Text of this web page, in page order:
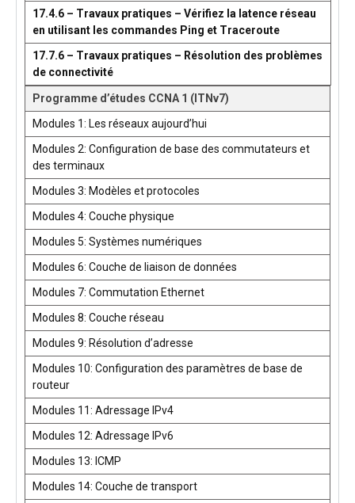
17.4.6 – Travaux pratiques – Vérifiez la latence réseau
en utilisant les commandes Ping et Traceroute
17.7.6 – Travaux pratiques – Résolution des problèmes
de connectivité
Programme d’études CCNA 1 (ITNv7)
Modules 1: Les réseaux aujourd’hui
Modules 2: Configuration de base des commutateurs et
des terminaux
Modules 3: Modèles et protocoles
Modules 4: Couche physique
Modules 5: Systèmes numériques
Modules 6: Couche de liaison de données
Modules 7: Commutation Ethernet
Modules 8: Couche réseau
Modules 9: Résolution d’adresse
Modules 10: Configuration des paramètres de base de
routeur
Modules 11: Adressage IPv4
Modules 12: Adressage IPv6
Modules 13: ICMP
Modules 14: Couche de transport